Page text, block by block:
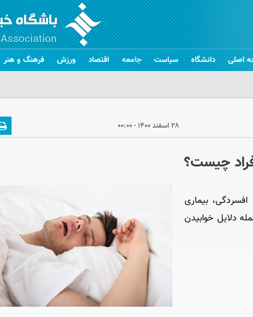
اصلی دانشگاه سیاست جامعه اقتصاد ورزش فرهنگ و هنر
۲۸ اسفند ۱۴۰۰ - ۰۰:۰۰
چیست؟
بیماری
دلایل خوابیدن